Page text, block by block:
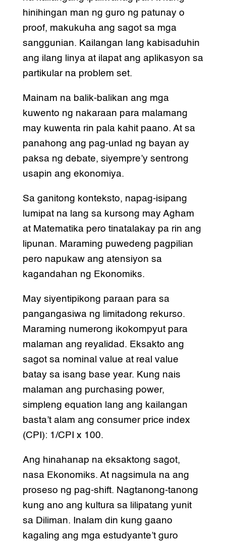
hinihingan man ng guro ng patunay o
proof, makukuha ang sagot sa mga
sanggunian. Kailangan lang kabisaduhin
ang ilang linya at ilapat ang aplikasyon sa
partikular na problem set.
Mainam na balik-balikan ang mga
kuwento ng nakaraan para malamang
may kuwenta rin pala kahit paano. At sa
panahong ang pag-unlad ng bayan ay
paksa ng debate, siyempre’y sentrong
usapin ang ekonomiya.
Sa ganitong konteksto, napag-isipang
lumipat na lang sa kursong may Agham
at Matematika pero tinatalakay pa rin ang
lipunan. Maraming puwedeng pagpilian
pero napukaw ang atensiyon sa
kagandahan ng Ekonomiks.
May siyentipikong paraan para sa
pangangasiwa ng limitadong rekurso.
Maraming numerong ikokompyut para
malaman ang reyalidad. Eksakto ang
sagot sa nominal value at real value
batay sa isang base year. Kung nais
malaman ang purchasing power,
simpleng equation lang ang kailangan
basta’t alam ang consumer price index
(CPI): 1/CPI x 100.
Ang hinahanap na eksaktong sagot,
nasa Ekonomiks. At nagsimula na ang
proseso ng pag-shift. Nagtanong-tanong
kung ano ang kultura sa lilipatang yunit
sa Diliman. Inalam din kung gaano
kagaling ang mga estudyante’t guro